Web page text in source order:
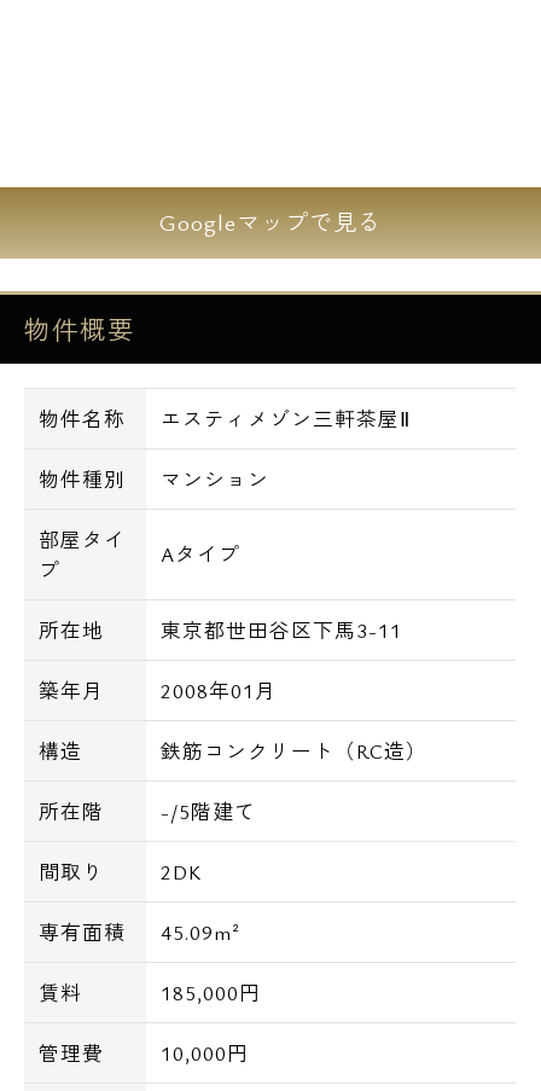
Googleマップで見る
物件概要
物件名称 エスティメゾン三軒茶屋Ⅱ
物件種別 マンション
部屋タイ
プ
Aタイプ
所在地 東京都世田谷区下馬3-11
築年月 2008年01月
構造 鉄筋コンクリート（RC造）
所在階 -/5階建て
間取り 2DK
専有面積 45.09m²
賃料 185,000円
管理費 10,000円